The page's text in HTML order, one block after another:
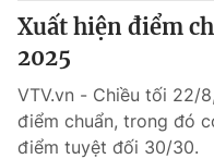
Xuất hiện điểm
2025
VTV.vn - Chiều tối 22/
điểm chuẩn, trong đó
điểm tuyệt đối 30/30.